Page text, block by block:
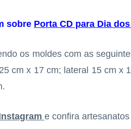
sobre Porta CD para Dia
os moldes com as
cm x 17 cm; lateral 15 cm x
e confira